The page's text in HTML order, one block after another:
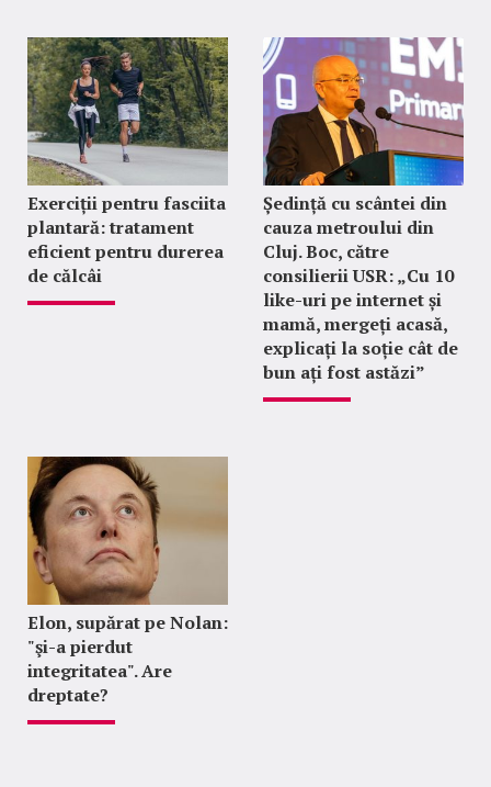
Exerciții pentru fasciita
plantară: tratament
eficient pentru durerea
de călcâi
Ședință cu scântei din
cauza metroului din
Cluj. Boc, către
consilierii USR: „Cu 10
like-uri pe internet și
mamă, mergeți acasă,
explicați la soție cât de
bun ați fost astăzi”
Elon, supărat pe Nolan:
"şi-a pierdut
integritatea". Are
dreptate?